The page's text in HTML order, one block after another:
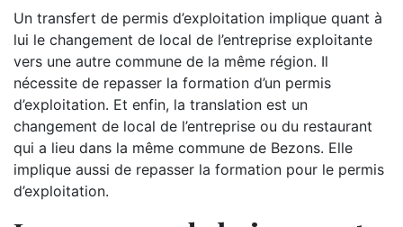
Un transfert de permis d’exploitation implique quant à
lui le changement de local de l’entreprise exploitante
vers une autre commune de la même région. Il
nécessite de repasser la formation d’un permis
d’exploitation. Et enfin, la translation est un
changement de local de l’entreprise ou du restaurant
qui a lieu dans la même commune de Bezons. Elle
implique aussi de repasser la formation pour le permis
d’exploitation.